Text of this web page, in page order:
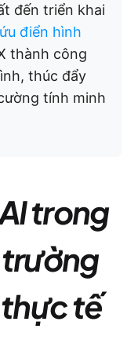
đến triển khai
điển hình
thành công
thúc đẩy
tính minh
trong
tế